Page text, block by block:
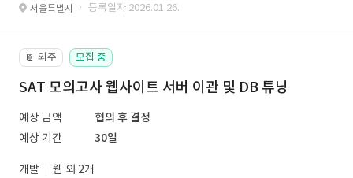
서울특별시 · 등록일자 2026.01.26.
📔 외주 모집 중
SAT 모의고사 웹사이트 서버 이관 및 DB 튜닝
예상 금액
협의 후 결정
예상 기간
30일
개발
웹 외 2개